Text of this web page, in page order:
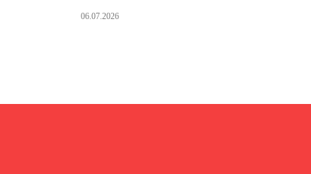
06.07.2026